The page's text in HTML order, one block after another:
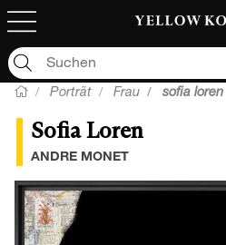
Porträt Frau sofia loren
Sofia Loren
ANDRE MONET